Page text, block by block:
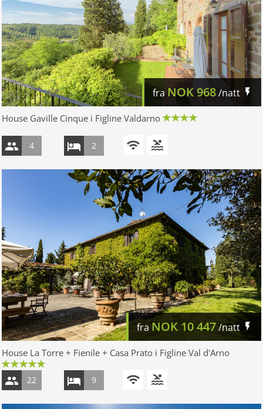
fra NOK968/natt
House Gaville Cinque i Figline Valdarno
4 2
fra NOK 10 447/natt
House La Torre + Fienile + Casa Prato i Figline Val d'Arno
22 9